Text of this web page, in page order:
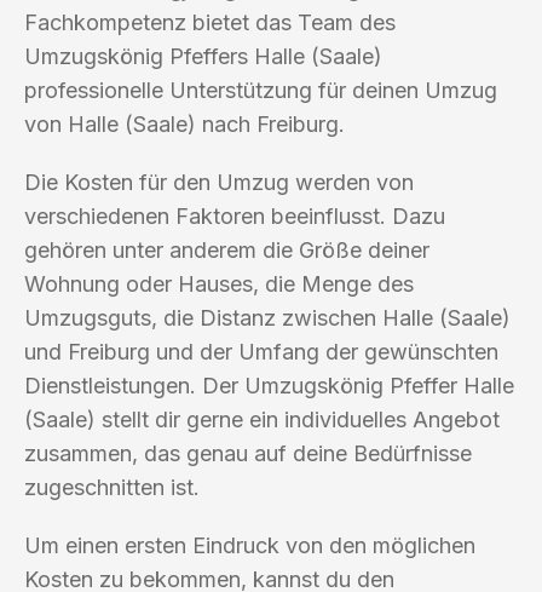
Fachkompetenz bietet das Team des
Umzugskönig Pfeffers Halle (Saale)
professionelle Unterstützung für deinen Umzug
von Halle (Saale) nach Freiburg.
Die Kosten für den Umzug werden von
verschiedenen Faktoren beeinflusst. Dazu
gehören unter anderem die Größe deiner
Wohnung oder Hauses, die Menge des
Umzugsguts, die Distanz zwischen Halle (Saale)
und Freiburg und der Umfang der gewünschten
Dienstleistungen. Der Umzugskönig Pfeffer Halle
(Saale) stellt dir gerne ein individuelles Angebot
zusammen, das genau auf deine Bedürfnisse
zugeschnitten ist.
Um einen ersten Eindruck von den möglichen
Kosten zu bekommen, kannst du den